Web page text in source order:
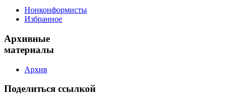
Нонконформисты
Избранное
Архивные
материалы
Архив
Поделиться ссылкой